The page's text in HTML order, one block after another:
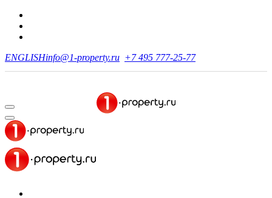
ENGLISHinfo@1-property.ru +7 495 777-25-77